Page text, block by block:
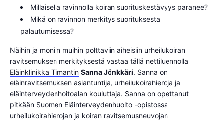
Millaisella ravinnolla koiran suorituskestävyys paranee?
Mikä on ravinnon merkitys suorituksesta
palautumisessa?
Näihin ja moniin muihin polttaviin aiheisiin urheilukoiran
ravitsemuksen merkityksestä vastaa tällä nettiluennolla
Eläinklinikka Timantin Sanna Jönkkäri. Sanna on
eläinravitsemuksen asiantuntija, urheilukoirahieroja ja
eläinterveydenhoitoalan kouluttaja. Sanna on opettanut
pitkään Suomen Eläinterveydenhuolto -opistossa
urheilukoirahierojan ja koiran ravitsemusneuvojan